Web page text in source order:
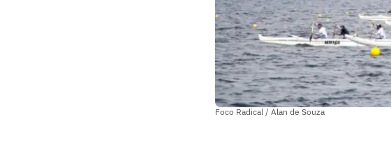
Foco Radical / Alan de Souza